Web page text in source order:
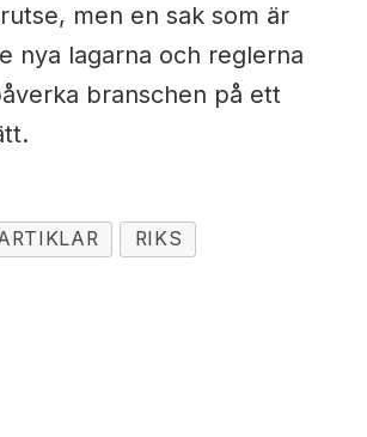
men en sak som är
nya lagarna och reglerna
branschen på ett
RIKS